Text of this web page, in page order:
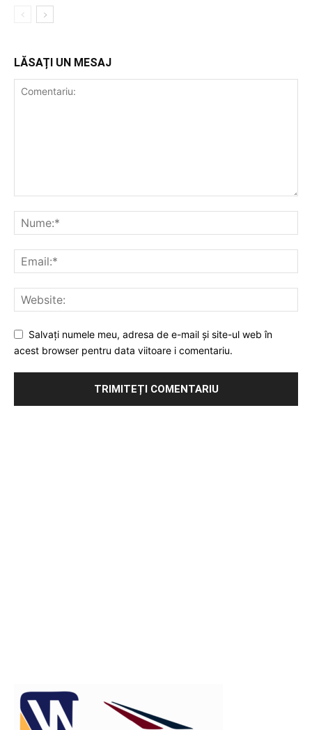
LĂSAȚI UN MESAJ
Salvați numele meu, adresa de e-mail și site-ul web în
acest browser pentru data viitoare i comentariu.